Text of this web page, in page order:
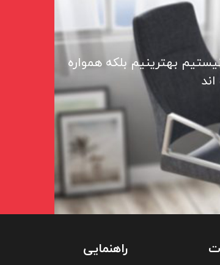
بهترینیم بلکه همواره
راهنمایی